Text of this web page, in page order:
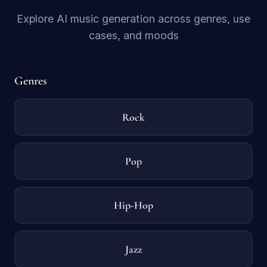
Explore AI music generation across genres, use
cases, and moods
Genres
Rock
Pop
Hip-Hop
Jazz